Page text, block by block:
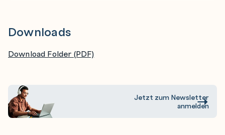
Downloads
Download Folder (PDF)
Jetzt zum Newsletter
anmelden